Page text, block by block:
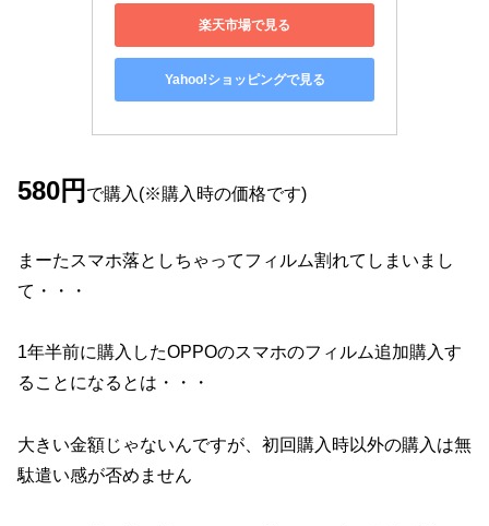
楽天市場で見る
Yahoo!ショッピングで見る
580円 で購入(※購入時の価格です)
まーたスマホ落としちゃってフィルム割れてしまいまし
て・・・
1年半前に購入したOPPOのスマホのフィルム追加購入す
ることになるとは・・・
大きい金額じゃないんですが、初回購入時以外の購入は無
駄遣い感が否めません